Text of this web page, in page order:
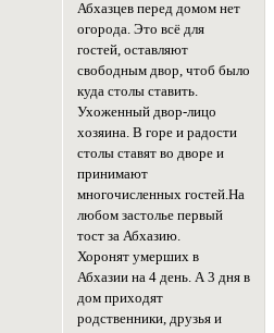
Абхазцев перед домом нет
огорода. Это всё для
гостей, оставляют
свободным двор, чтоб было
куда столы ставить.
Ухоженный двор-лицо
хозяина. В горе и радости
столы ставят во дворе и
принимают
многочисленных гостей.На
любом застолье первый
тост за Абхазию.
Хоронят умерших в
Абхазии на 4 день. А 3 дня в
дом приходят
родственники, друзья и